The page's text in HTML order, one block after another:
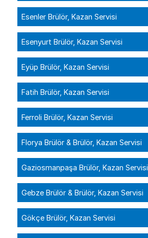
Esenler Brülör, Kazan Servisi
Esenyurt Brülör, Kazan Servisi
Eyüp Brülör, Kazan Servisi
Fatih Brülör, Kazan Servisi
Ferroli Brülör, Kazan Servisi
Florya Brülör & Brülör, Kazan Servisi
Gaziosmanpaşa Brülör, Kazan Servisi
Gebze Brülör & Brülör, Kazan Servisi
Gökçe Brülör, Kazan Servisi